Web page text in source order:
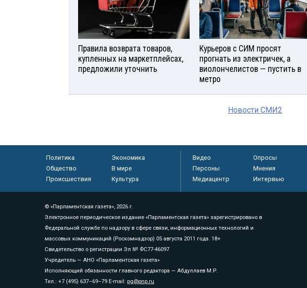
Правила возврата товаров,
купленных на маркетплейсах,
предложили уточнить
Курьеров с СИМ просят
прогнать из электричек, а
виолончелистов — пустить в
метро
Новости СМИ2
Политика
Экономика
Общество
В мире
Происшествия
Культура
Видео Опросы
Персоны
Мнения
Медиацентр
Интервью
© «Парламентская газета», 2026 г.
Электронное периодическое издание «Парламентская газета» зарегистрировано в
Федеральной службе по надзору в сфере связи, информационных технологий и
массовых коммуникаций (Роскомнадзор) 05 августа 2011 года. 18+
Свидетельство о регистрации Эл № ФС77-46097
Учредитель — АНО «Парламентская газета»
Исполняющий обязанности главного редактора — Абдуллаев М.Р.
Тел.: +7 (495) 637–69–79 E-mail: pg@pnp.ru